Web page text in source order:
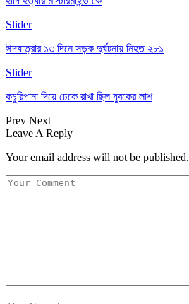
Slider
ঈদযাত্রার ১৩ দিনে সড়ক দুর্ঘটনায় নিহত ২৮১
Slider
কচুরিপানা দিয়ে ঢেকে রাখা ছিল যুবকের লাশ
Prev Next
Leave A Reply
Your email address will not be published.